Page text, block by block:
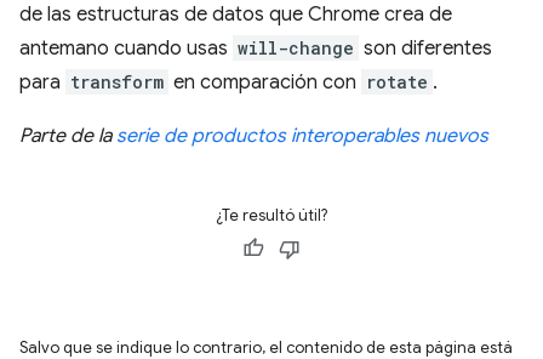
de las estructuras de datos que Chrome crea de
antemano cuando usas will-change son diferentes
para transform en comparación con rotate .
Parte de la serie de productos interoperables nuevos
¿Te resultó útil?
Salvo que se indique lo contrario, el contenido de esta página está